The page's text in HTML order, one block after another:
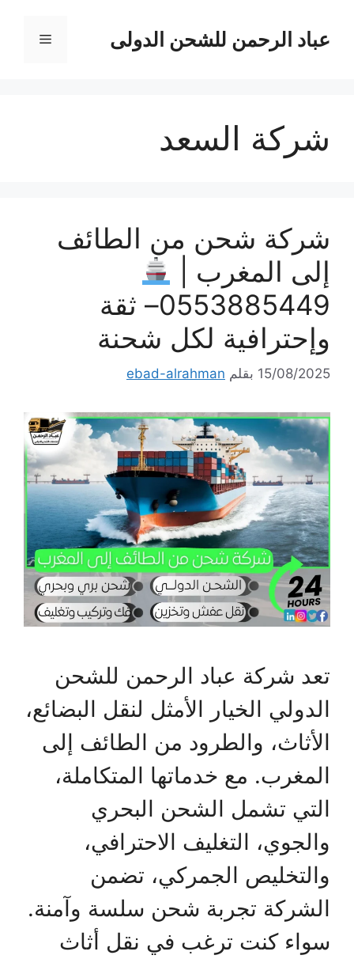
المحتوىعباد الرحمن للشحن الدولى القائمة
شركة السعد
شركة شحن من الطائف
إلى المغرب |
0553885449– ثقة
وإحترافية لكل شحنة
15/08/2025 بقلم ebad-alrahman
تعد شركة عباد الرحمن للشحن
الدولي الخيار الأمثل لنقل البضائع،
الأثاث، والطرود من الطائف إلى
المغرب. مع خدماتها المتكاملة،
التي تشمل الشحن البحري
والجوي، التغليف الاحترافي،
والتخليص الجمركي، تضمن
الشركة تجربة شحن سلسة وآمنة.
سواء كنت ترغب في نقل أثاث